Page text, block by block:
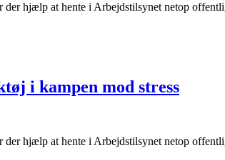
hjælp at hente i Arbejdstilsynet netop
i kampen mod stress
hjælp at hente i Arbejdstilsynet netop